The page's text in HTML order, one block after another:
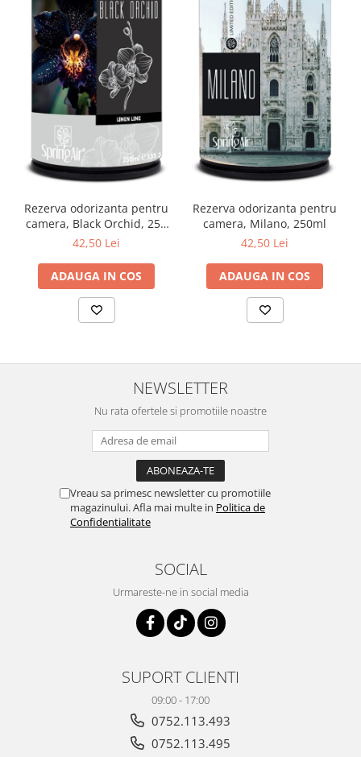
Rezerva odorizanta pentru
camera, Black Orchid, 250
ml
42,50 Lei
ADAUGA IN COS
Rezerva odorizanta pentru
camera, Milano, 250ml
42,50 Lei
ADAUGA IN COS
NEWSLETTER
Nu rata ofertele si promotiile noastre
Vreau sa primesc newsletter cu promotiile
magazinului. Afla mai multe in Politica de
Confidentialitate
SOCIAL
Urmareste-ne in social media
SUPORT CLIENTI
09:00 - 17:00
0752.113.493
0752.113.495